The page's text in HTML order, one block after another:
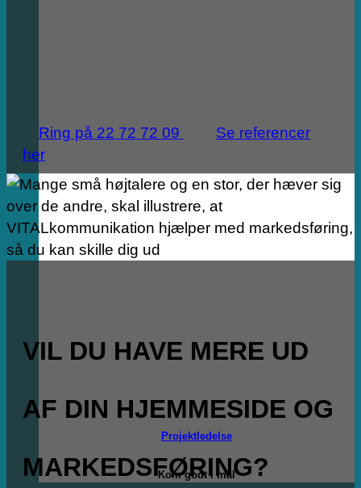
Projektledelse
Kom godt i mål
Ring på 22 72 72 09
Se referencer
her
VIL DU HAVE MERE UD
AF DIN HJEMMESIDE OG
MARKEDSFØRING?